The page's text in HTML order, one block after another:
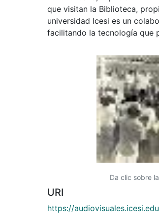
que visitan la Biblioteca,
universidad Icesi es un
facilitando la tecnología que
Da clic sobre
URI
https://